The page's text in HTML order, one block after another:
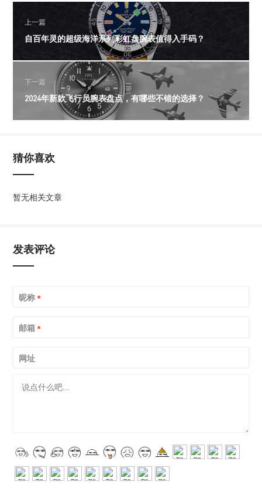
上一篇
自百年灵的超级海洋系列彩虹盘腕表值得入手码？
下一篇
2024年新款飞行员腕表盘点，有哪些不错的选择？
猜你喜欢
暂无相关文章
发表评论
昵称 *
邮箱 *
网址